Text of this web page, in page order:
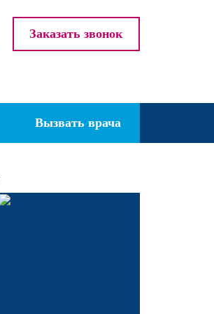
Заказать звонок
Вызвать врача